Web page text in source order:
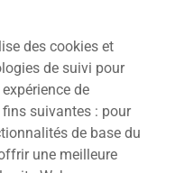
des cookies et
de suivi pour
de
suivantes : pour
de base du
une meilleure
:
– 18h00
: Fermé